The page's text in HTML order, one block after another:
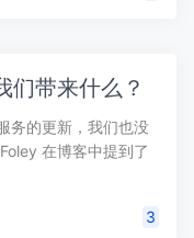
带来什么？
务的更新，我们也没
在博客中提到了
3